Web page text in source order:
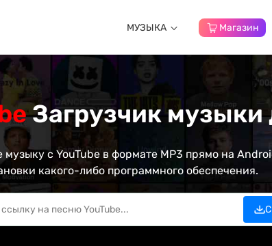
МУЗЫКА Магазин
Загрузчик музыки
музыку с YouTube в формате MP3 прямо на
какого-либо программного обеспечения.